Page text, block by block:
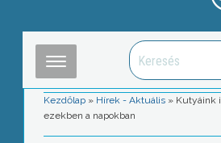
Kezdőlap » Hírek - Aktuális » Kutyáink
ezekben a napokban